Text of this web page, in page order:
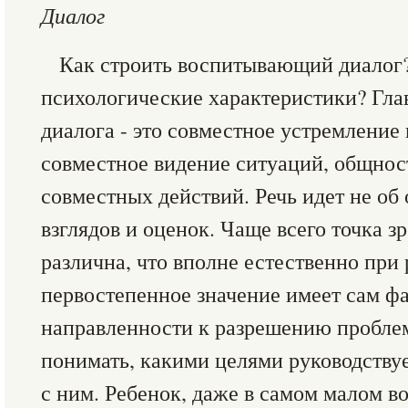
Диалог
Как строить воспитывающий
психологические характеристики?
диалога - это совместное
совместное видение ситуаций,
совместных действий. Речь идет не об
взглядов и оценок. Чаще всего точка
различна, что вполне естественно
первостепенное значение имеет сам
направленности к разрешению
понимать, какими целями
с ним. Ребенок, даже в самом малом